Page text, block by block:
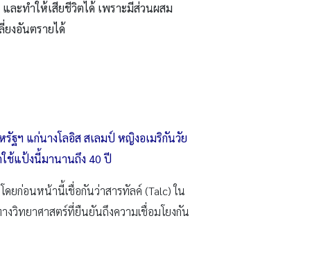
และทำให้เสียชีวิตได้ เพราะมีส่วนผสม
งอันตรายได้
ฐฯ แก่นางโลอิส สเลมป์ หญิงอเมริกันวัย
ใช้แป้งนี้มานานถึง 40 ปี
โดยก่อนหน้านี้เชื่อกันว่าสารทัลค์ (Talc) ใน
งวิทยาศาสตร์ที่ยืนยันถึงความเชื่อมโยงกัน